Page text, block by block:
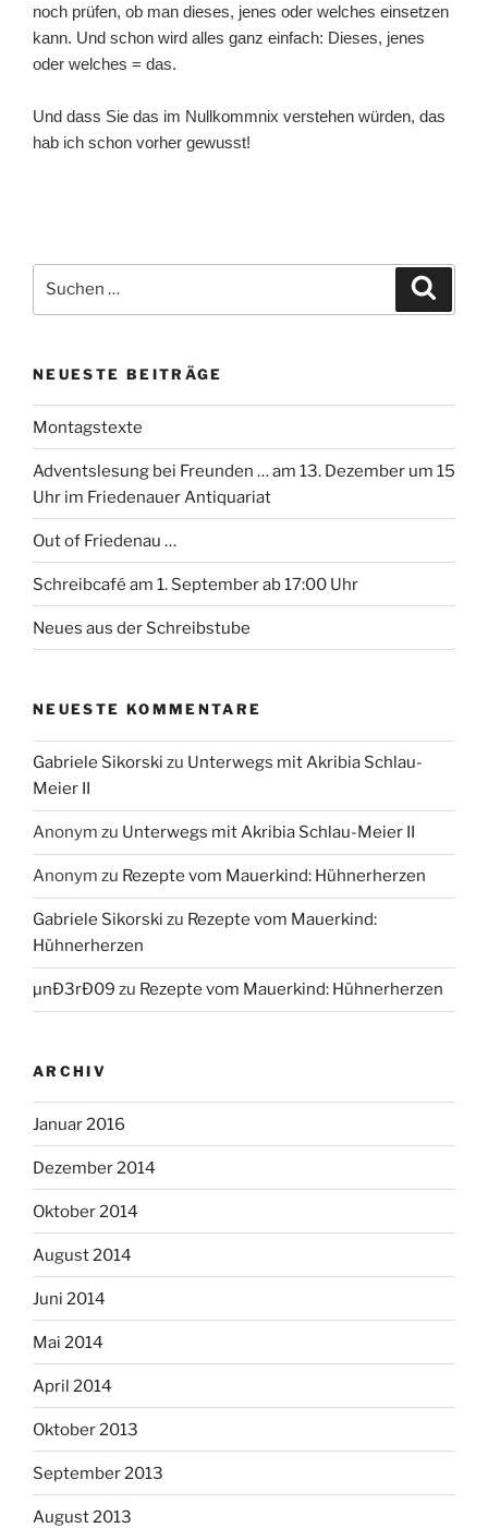
noch prüfen, ob man dieses, jenes oder welches einsetzen
kann. Und schon wird alles ganz einfach: Dieses, jenes
oder welches = das.
Und dass Sie das im Nullkommnix verstehen würden, das
hab ich schon vorher gewusst!
nach:
NEUESTE BEITRÄGE
Montagstexte
Adventslesung bei Freunden … am 13. Dezember um 15
Uhr im Friedenauer Antiquariat
Out of Friedenau …
Schreibcafé am 1. September ab 17:00 Uhr
Neues aus der Schreibstube
NEUESTE KOMMENTARE
Gabriele Sikorski zu Unterwegs mit Akribia Schlau-
Meier II
Anonym zu Unterwegs mit Akribia Schlau-Meier II
Anonym zu Rezepte vom Mauerkind: Hühnerherzen
Gabriele Sikorski zu Rezepte vom Mauerkind:
Hühnerherzen
µnÐ3rÐ09 zu Rezepte vom Mauerkind: Hühnerherzen
ARCHIV
Januar 2016
Dezember 2014
Oktober 2014
August 2014
Juni 2014
Mai 2014
April 2014
Oktober 2013
September 2013
August 2013